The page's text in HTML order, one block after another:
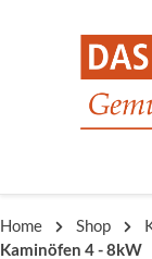
Home Shop
Kaminöfen 4 - 8kW